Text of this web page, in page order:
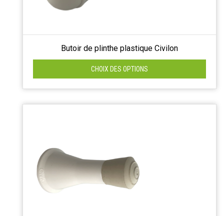
Butoir de plinthe plastique Civilon
CHOIX DES OPTIONS